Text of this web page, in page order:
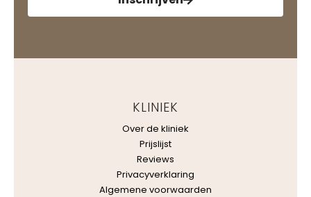
KLINIEK
Over de kliniek
Prijslijst
Reviews
Privacyverklaring
Algemene voorwaarden